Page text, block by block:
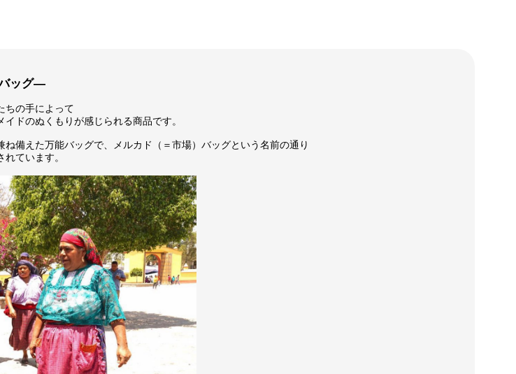
ッグ―
ちの手によって
ドのぬくもりが感じられる商品です。
備えた万能バッグで、メルカド（＝市場）バッグという名前の通り
ています。